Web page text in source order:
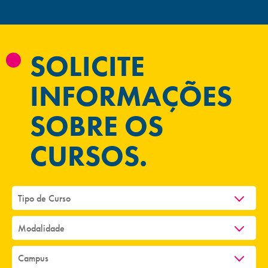
SOLICITE
INFORMAÇÕES
SOBRE OS
CURSOS.